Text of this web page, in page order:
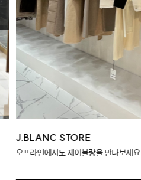
J.BLANC STORE
오프라인에서도 제이블랑을 만나보세요